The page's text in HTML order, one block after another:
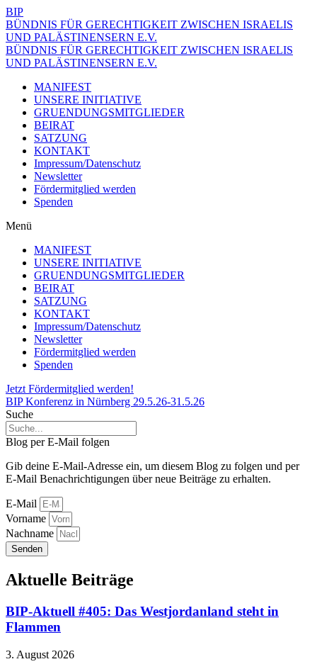
BIP
BÜNDNIS FÜR GERECHTIGKEIT ZWISCHEN ISRAELIS
UND PALÄSTINENSERN E.V.
BÜNDNIS FÜR GERECHTIGKEIT ZWISCHEN ISRAELIS
UND PALÄSTINENSERN E.V.
MANIFEST
UNSERE INITIATIVE
GRUENDUNGSMITGLIEDER
BEIRAT
SATZUNG
KONTAKT
Impressum/Datenschutz
Newsletter
Fördermitglied werden
Spenden
Menü
MANIFEST
UNSERE INITIATIVE
GRUENDUNGSMITGLIEDER
BEIRAT
SATZUNG
KONTAKT
Impressum/Datenschutz
Newsletter
Fördermitglied werden
Spenden
Jetzt Fördermitglied werden!
BIP Konferenz in Nürnberg 29.5.26-31.5.26
Suche
Blog per E-Mail folgen
Gib deine E-Mail-Adresse ein, um diesem Blog zu folgen und per
E-Mail Benachrichtigungen über neue Beiträge zu erhalten.
E-Mail
Vorname
Nachname
Senden
Aktuelle Beiträge
BIP-Aktuell #405: Das Westjordanland steht in
Flammen
3. August 2026